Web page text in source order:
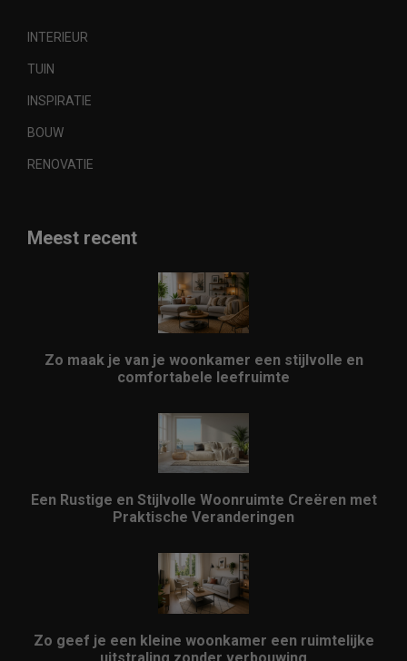
INTERIEUR
TUIN
INSPIRATIE
BOUW
RENOVATIE
Meest recent
Zo maak je van je woonkamer een stijlvolle en
comfortabele leefruimte
Een Rustige en Stijlvolle Woonruimte Creëren met
Praktische Veranderingen
Zo geef je een kleine woonkamer een ruimtelijke